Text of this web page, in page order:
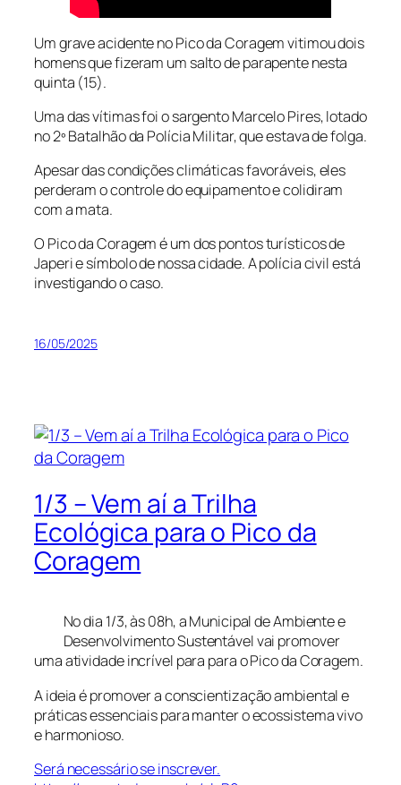
Um grave acidente no Pico da Coragem vitimou dois
homens que fizeram um salto de parapente nesta
quinta (15).
Uma das vítimas foi o sargento Marcelo Pires, lotado
no 2º Batalhão da Polícia Militar, que estava de folga.
Apesar das condições climáticas favoráveis, eles
perderam o controle do equipamento e colidiram
com a mata.
O Pico da Coragem é um dos pontos turísticos de
Japeri e símbolo de nossa cidade. A polícia civil está
investigando o caso.
16/05/2025
1/3 – Vem aí a Trilha
Ecológica para o Pico da
Coragem
No dia 1/3, às 08h, a Municipal de Ambiente e
Desenvolvimento Sustentável vai promover
uma atividade incrível para para o Pico da Coragem.
A ideia é promover a conscientização ambiental e
práticas essenciais para manter o ecossistema vivo
e harmonioso.
Será necessário se inscrever.